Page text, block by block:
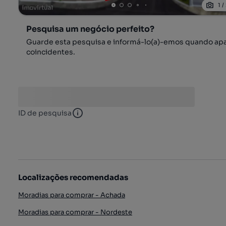
1 /
Pesquisa um negócio perfeito?
Guarde esta pesquisa e informá-lo(a)-emos quando
coincidentes.
ID de pesquisa ID de pesquisa
Localizações recomendadas
Moradias para comprar - Achada
Moradias para comprar - Nordeste